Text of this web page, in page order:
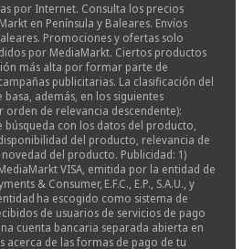
por Internet. Consulta los precios
en Península y Baleares. Envíos
Promociones y ofertas solo
por MediaMarkt. Ciertos productos
más alta por formar parte de
publicitarias. La clasificación del
además, en los siguientes
de relevancia descendente):
con los datos del producto,
del producto, relevancia de
del producto. Publicidad: 1)
VISA, emitida por la entidad de
& Consumer, E.F.C., E.P., S.A.U., y
ha escogido como sistema de
de usuarios de servicios de pago
cuenta bancaria separada abierta en
acerca de las formas de pago de tu